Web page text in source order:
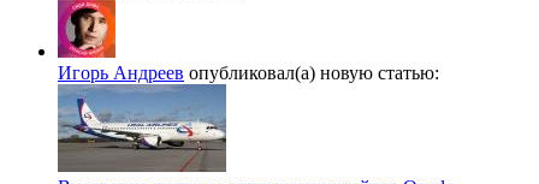
Игорь Андреев опубликовал(а) новую статью: